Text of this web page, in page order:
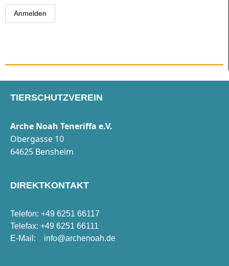
TIERSCHUTZVEREIN
Arche Noah Teneriffa e.V.
Obergasse 10
64625 Bensheim
DIREKTKONTAKT
Telefon: +49 6251 66117
Telefax: +49 6251 66111
E-Mail: info@archenoah.de